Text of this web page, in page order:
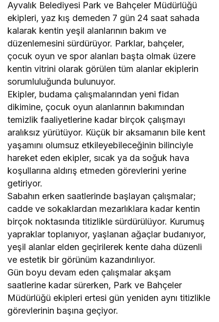
Ayvalık Belediyesi Park ve Bahçeler Müdürlüğü
ekipleri, yaz kış demeden 7 gün 24 saat sahada
kalarak kentin yeşil alanlarının bakım ve
düzenlemesini sürdürüyor. Parklar, bahçeler,
çocuk oyun ve spor alanları başta olmak üzere
kentin vitrini olarak görülen tüm alanlar ekiplerin
sorumluluğunda bulunuyor.
Ekipler, budama çalışmalarından yeni fidan
dikimine, çocuk oyun alanlarının bakımından
temizlik faaliyetlerine kadar birçok çalışmayı
aralıksız yürütüyor. Küçük bir aksamanın bile kent
yaşamını olumsuz etkileyebileceğinin bilinciyle
hareket eden ekipler, sıcak ya da soğuk hava
koşullarına aldırış etmeden görevlerini yerine
getiriyor.
Sabahın erken saatlerinde başlayan çalışmalar;
cadde ve sokaklardan mezarlıklara kadar kentin
birçok noktasında titizlikle sürdürülüyor. Kurumuş
yapraklar toplanıyor, yaşlanan ağaçlar budanıyor,
yeşil alanlar elden geçirilerek kente daha düzenli
ve estetik bir görünüm kazandırılıyor.
Gün boyu devam eden çalışmalar akşam
saatlerine kadar sürerken, Park ve Bahçeler
Müdürlüğü ekipleri ertesi gün yeniden aynı titizlikle
görevlerinin başına geçiyor.